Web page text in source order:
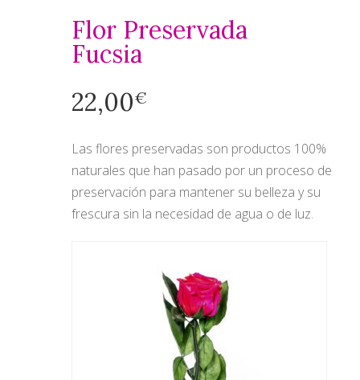
Flor Preservada
Fucsia
22,00€
Las flores preservadas son productos 100%
naturales que han pasado por un proceso de
preservación para mantener su belleza y su
frescura sin la necesidad de agua o de luz.